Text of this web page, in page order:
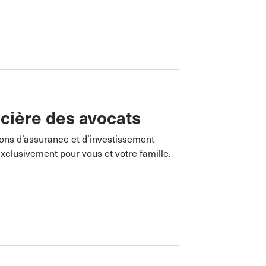
des avocats
d’assurance et d’investissement
pour vous et votre famille.